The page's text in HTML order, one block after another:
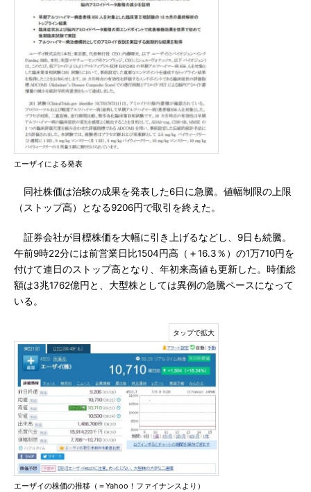
エーザイによる発表
同社株価は治験の成果を発表した6日に急騰。値幅制限の上限
（ストップ高）となる9206円で取引を終えた。
証券会社が目標株価を大幅に引き上げるなどし、9日も続騰。
午前9時22分には前営業日比1504円高（＋16.3％）の1万710円を
付けて連日のストップ高となり、年初来高値も更新した。時価総
額は3兆1762億円と、大型株としては異例の急騰ペースになって
いる。
エーザイの株価の推移（＝Yahoo！ファイナンスより）